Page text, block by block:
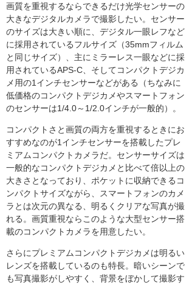
画質を重視するならできるだけ光学センサーの
大きなデジタルカメラで撮影したい。センサー
のサイズは大きい順に、デジタル一眼レフなど
に採用されているフルサイズ（35mmフィルム
と同じサイズ）、主にミラーレス一眼などに採
用されているAPS-C、そしてコンパクトデジカ
メ用の1インチセンサーなどがある（ちなみに
低価格のコンパクトデジカメやスマートフォン
のセンサーは1/4.0～1/2.0インチが一般的）。
コンパクトさと画質の両方を重視するときにお
すすめなのが1インチセンサーを搭載したプレ
ミアムコンパクトカメラだ。センサーサイズは
一般的なコンパクトデジカメと比べて倍以上の
大きさとなっており、ポケットに収納できるコ
ンパクトサイズながら、スマートフォンのカメ
ラとは次元の異なる、明るくクリアな写真が撮
れる。画質重視ならこのような大型センサー搭
載のコンパクトカメラを用意したい。
さらにプレミアムコンパクトデジカメは明るい
レンズを搭載しているのも特長。暗いシーンで
も写真撮影がしやすく、背景をぼかして撮影す